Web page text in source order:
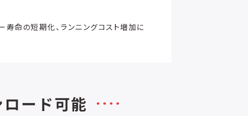
命の短期化、ランニングコスト増加に
ード可能